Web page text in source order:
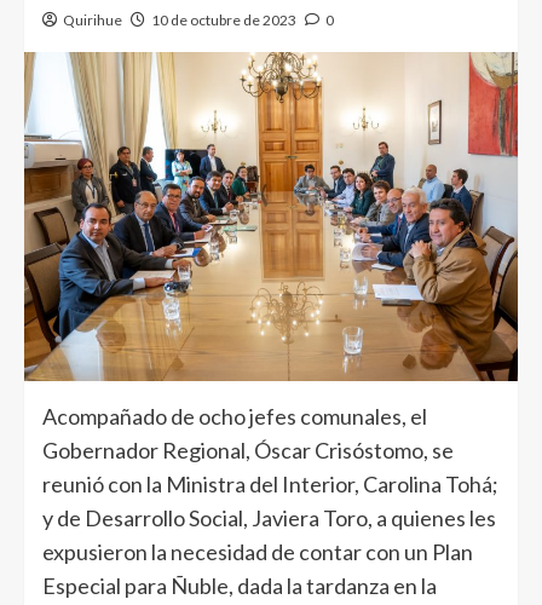
Quirihue 10 de octubre de 2023 0
Acompañado de ocho jefes comunales, el
Gobernador Regional, Óscar Crisóstomo, se
reunió con la Ministra del Interior, Carolina Tohá;
y de Desarrollo Social, Javiera Toro, a quienes les
expusieron la necesidad de contar con un Plan
Especial para Ñuble, dada la tardanza en la